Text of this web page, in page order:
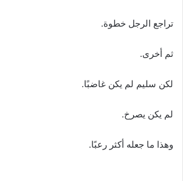
تراجع الرجل خطوة.
ثم أخرى.
لكن سليم لم يكن غاضبًا.
لم يكن يصرخ.
وهذا ما جعله أكثر رعبًا.